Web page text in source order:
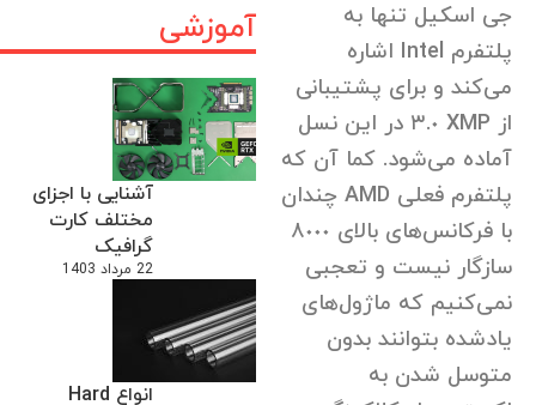
آموزشی
آشنایی با اجزای
مختلف کارت
گرافیک
22 مرداد 1403
انواع Hard
جی اسکیل تنها به
پلتفرم Intel اشاره
می‌کند و برای پشتیبانی
از XMP ٣.٠ در این نسل
آماده می‌شود. کما آن که
پلتفرم فعلی AMD چندان
با فرکانس‌های بالای ٨٠٠٠
سازگار نیست و تعجبی
نمی‌کنیم که ماژول‌های
یاد‌شده بتوانند بدون
متوسل شدن به